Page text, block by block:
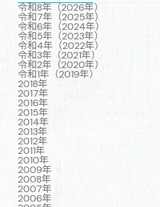
令和8年（2026年）
令和7年（2025年）
令和6年（2024年）
令和5年（2023年）
令和4年（2022年）
令和3年（2021年）
令和2年（2020年）
令和1年（2019年）
2018年
2017年
2016年
2015年
2014年
2013年
2012年
2011年
2010年
2009年
2008年
2007年
2006年